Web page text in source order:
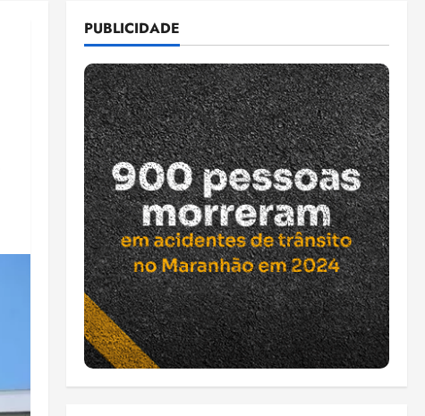
PUBLICIDADE